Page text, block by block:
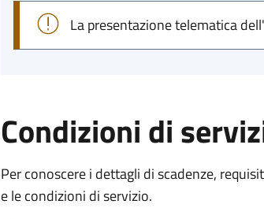
La presentazione telematica
Condizioni di
Per conoscere i dettagli di scadenze,
e le condizioni di servizio.